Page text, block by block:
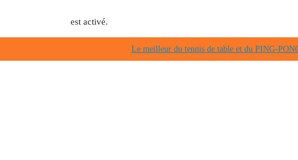
est activé.
Le meilleur du tennis de table et du PING-